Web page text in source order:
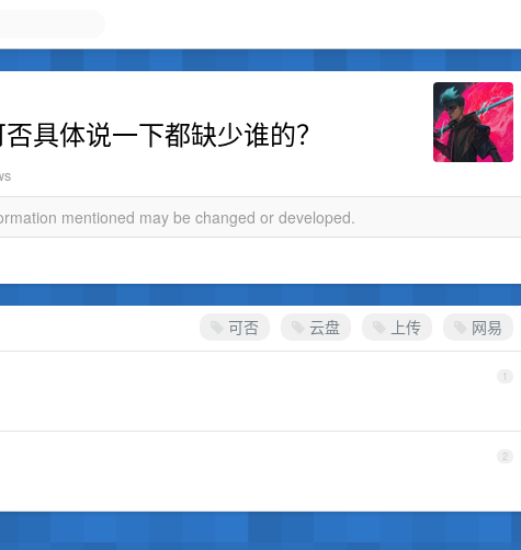
具体说一下都缺少谁的？
mentioned may be changed or developed.
可否 云盘 上传 网易
1
2